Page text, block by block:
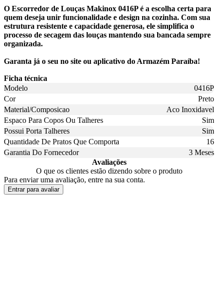
O Escorredor de Louças Makinox 0416P é a escolha certa para
quem deseja unir funcionalidade e design na cozinha. Com sua
estrutura resistente e capacidade generosa, ele simplifica o
processo de secagem das louças mantendo sua bancada sempre
organizada.
Garanta já o seu no site ou aplicativo do Armazém Paraíba!
Ficha técnica
Modelo
0416P
Cor
Preto
Material/Composicao
Aco Inoxidavel
Espaco Para Copos Ou Talheres
Sim
Possui Porta Talheres
Sim
Quantidade De Pratos Que Comporta
16
Garantia Do Fornecedor
3 Meses
Avaliações
O que os clientes estão dizendo sobre o produto
Para enviar uma avaliação, entre na sua conta.
Entrar para avaliar